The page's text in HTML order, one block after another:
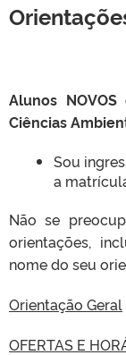
Alunos
Ciências
Sou
a
Não se
orientações,
nome do seu
Orientação Geral
OFERTAS E